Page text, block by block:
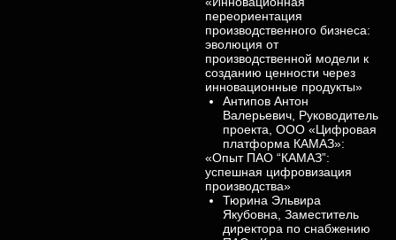
переориентация
производственного бизнеса:
эволюция от
производственной модели к
созданию ценности через
инновационные продукты»
Антипов Антон
Валерьевич, Руководитель
проекта, ООО «Цифровая
платформа КАМАЗ»:
«Опыт ПАО “КАМАЗ”:
успешная цифровизация
производства»
Тюрина Эльвира
Якубовна, Заместитель
директора по снабжению